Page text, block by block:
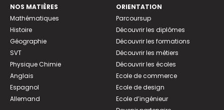
NOS MATIÈRES
Mathématiques
Histoire
Géographie
SVT
Physique Chimie
Anglais
Espagnol
Allemand
ORIENTATION
Parcoursup
Découvrir les diplômes
Découvrir les formations
Découvrir les métiers
Découvrir les écoles
Ecole de commerce
Ecole de design
Ecole d’ingénieur